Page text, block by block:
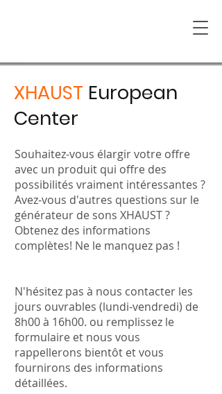
XHAUST European
Center
Souhaitez-vous élargir votre offre
avec un produit qui offre des
possibilités vraiment intéressantes ?
Avez-vous d'autres questions sur le
générateur de sons XHAUST ?
Obtenez des informations
complètes! Ne le manquez pas !
N'hésitez pas à nous contacter les
jours ouvrables (lundi-vendredi) de
8h00 à 16h00. ou remplissez le
formulaire et nous vous
rappellerons bientôt et vous
fournirons des informations
détaillées.